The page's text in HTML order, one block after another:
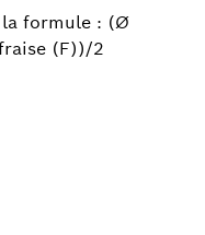
la formule : (Ø
(F))/2